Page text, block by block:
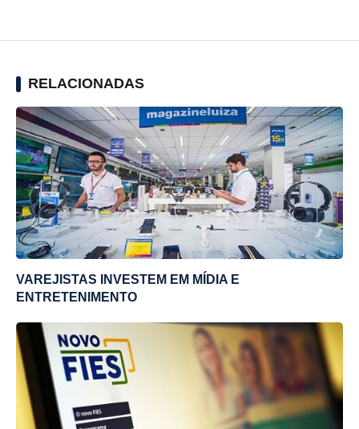
RELACIONADAS
VAREJISTAS INVESTEM EM MÍDIA E
ENTRETENIMENTO